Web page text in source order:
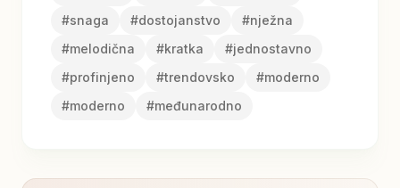
#snaga #dostojanstvo #nježna
#melodična #kratka #jednostavno
#profinjeno #trendovsko #moderno
#moderno #međunarodno